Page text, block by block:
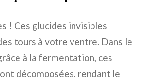
! Ces glucides invisibles
tours à votre ventre. Dans le
à la fermentation, ces
décomposées, rendant le